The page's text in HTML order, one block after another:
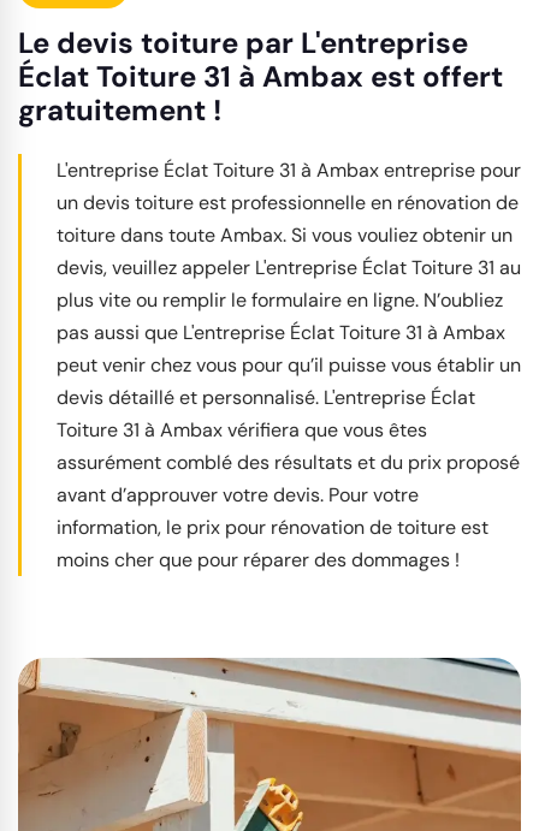
Le devis toiture par L'entreprise
Éclat Toiture 31 à Ambax est offert
gratuitement !
L'entreprise Éclat Toiture 31 à Ambax entreprise pour
un devis toiture est professionnelle en rénovation de
toiture dans toute Ambax. Si vous vouliez obtenir un
devis, veuillez appeler L'entreprise Éclat Toiture 31 au
plus vite ou remplir le formulaire en ligne. N’oubliez
pas aussi que L'entreprise Éclat Toiture 31 à Ambax
peut venir chez vous pour qu’il puisse vous établir un
devis détaillé et personnalisé. L'entreprise Éclat
Toiture 31 à Ambax vérifiera que vous êtes
assurément comblé des résultats et du prix proposé
avant d’approuver votre devis. Pour votre
information, le prix pour rénovation de toiture est
moins cher que pour réparer des dommages !